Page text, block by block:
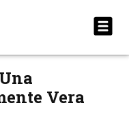
Vera